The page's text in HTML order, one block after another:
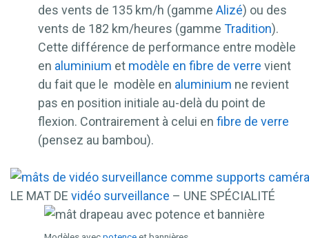
des vents de 135 km/h (gamme Alizé) ou des
vents de 182 km/heures (gamme Tradition).
Cette différence de performance entre modèle
en aluminium et modèle en fibre de verre vient
du fait que le modèle en aluminium ne revient
pas en position initiale au-delà du point de
flexion. Contrairement à celui en fibre de verre
(pensez au bambou).
LE MAT DE vidéo surveillance – UNE SPÉCIALITÉ